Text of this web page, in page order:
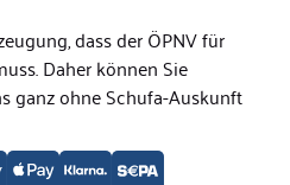
dass der ÖPNV für
Daher können Sie
ganz ohne Schufa-Auskunft